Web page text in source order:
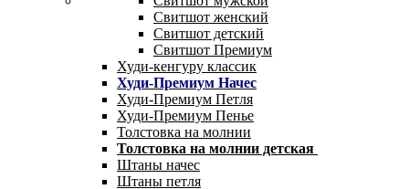
Свитшот женский
Свитшот детский
Свитшот Премиум
Худи-кенгуру классик
Худи-Премиум Начес
Худи-Премиум Петля
Худи-Премиум Пенье
Толстовка на молнии
Толстовка на молнии детская
Штаны начес
Штаны петля